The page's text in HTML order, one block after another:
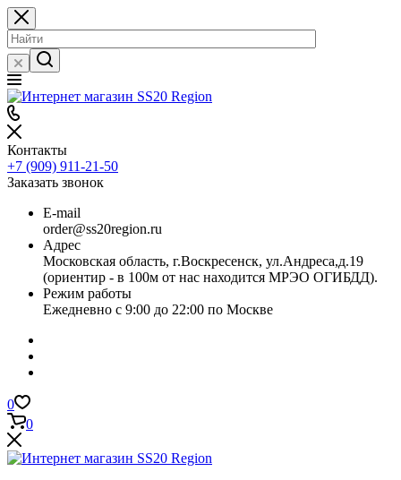
Контакты
+7 (909) 911-21-50
Заказать звонок
E-mail
order@ss20region.ru
Адрес
Московская область, г.Воскресенск, ул.Андреса,д.19
(ориентир - в 100м от нас находится МРЭО ОГИБДД).
Режим работы
Ежедневно с 9:00 до 22:00 по Москве
0
0